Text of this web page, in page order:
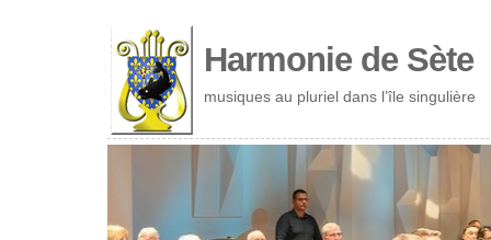
Harmonie de Sète
musiques au pluriel dans l’île singulière